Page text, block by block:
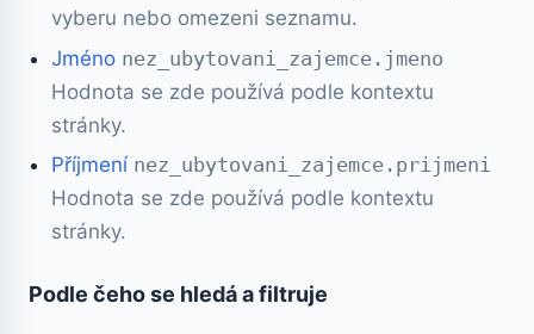
vyberu nebo omezeni seznamu.
Jméno nez_ubytovani_zajemce.jmeno
Hodnota se zde používá podle kontextu
stránky.
Příjmení nez_ubytovani_zajemce.prijmeni
Hodnota se zde používá podle kontextu
stránky.
Podle čeho se hledá a filtruje